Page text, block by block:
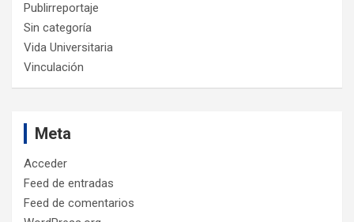
Publirreportaje
Sin categoría
Vida Universitaria
Vinculación
Meta
Acceder
Feed de entradas
Feed de comentarios